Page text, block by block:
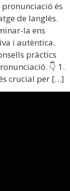
és
de langlès.
la ens
i autèntica.
pràctics
👇 1.
crucial per […]